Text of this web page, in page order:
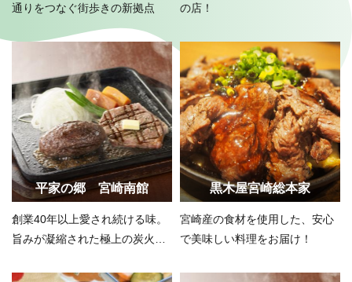
通りをつなぐ街歩きの新拠点
の店！
平家の郷 宮崎南館
創業40年以上愛され続ける味。
旨みが凝縮された極上の炭火焼
黒木屋宮崎総本家
宮崎産の食材を使用した、安心
で美味しい料理をお届け！